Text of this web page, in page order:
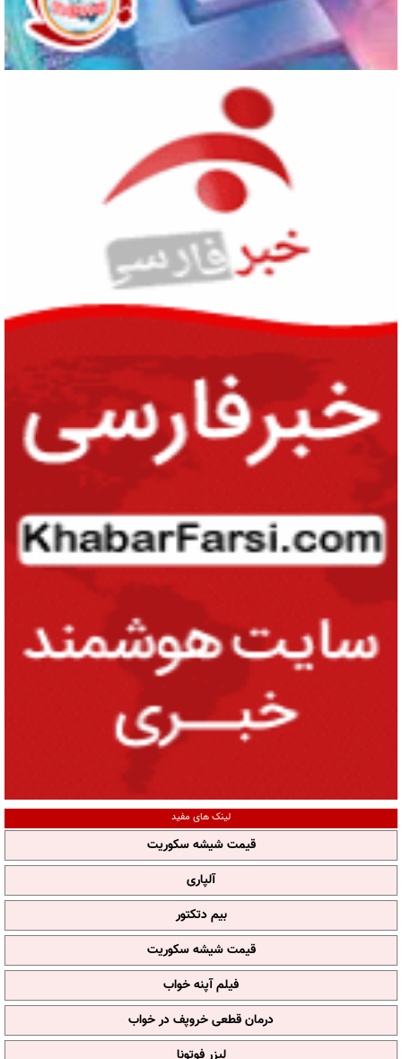
لینک های مفید
قیمت شیشه سکوریت
آلپاری
بیم دتکتور
قیمت شیشه سکوریت
فیلم آپنه خواب
درمان قطعی خروپف در خواب